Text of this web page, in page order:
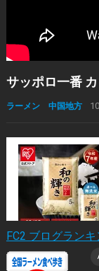
サッポロ一番
ラーメン 中国地方
FC2 ブログラン